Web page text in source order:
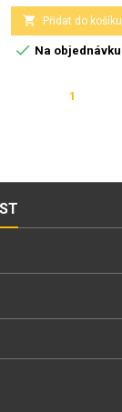
 Přidat do košíku
 Na objednávku
1